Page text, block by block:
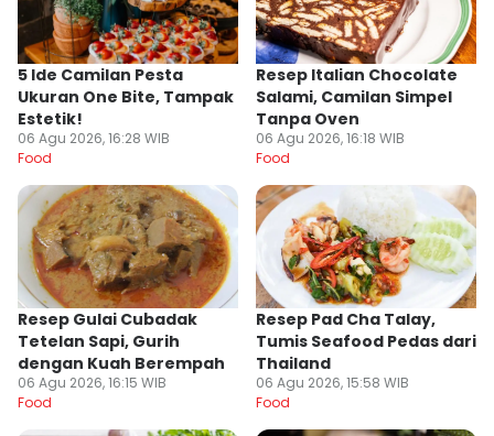
5 Ide Camilan Pesta
Ukuran One Bite, Tampak
Estetik!
06 Agu 2026, 16:28 WIB
Food
Resep Italian Chocolate
Salami, Camilan Simpel
Tanpa Oven
06 Agu 2026, 16:18 WIB
Food
Resep Gulai Cubadak
Tetelan Sapi, Gurih
dengan Kuah Berempah
06 Agu 2026, 16:15 WIB
Food
Resep Pad Cha Talay,
Tumis Seafood Pedas dari
Thailand
06 Agu 2026, 15:58 WIB
Food